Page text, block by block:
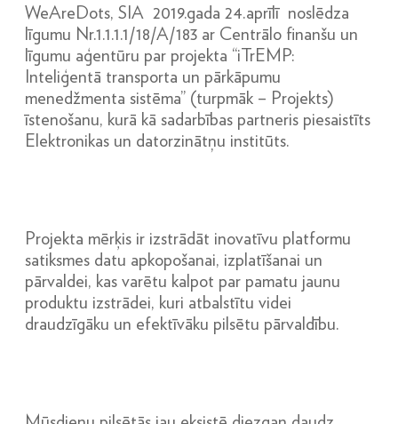
WeAreDots, SIA 2019.gada 24.aprīlī noslēdza
līgumu Nr.1.1.1.1/18/A/183 ar Centrālo finanšu un
līgumu aģentūru par projekta “iTrEMP:
Inteliģentā transporta un pārkāpumu
menedžmenta sistēma” (turpmāk – Projekts)
īstenošanu, kurā kā sadarbības partneris piesaistīts
Elektronikas un datorzinātņu institūts.
Projekta mērķis ir izstrādāt inovatīvu platformu
satiksmes datu apkopošanai, izplatīšanai un
pārvaldei, kas varētu kalpot par pamatu jaunu
produktu izstrādei, kuri atbalstītu videi
draudzīgāku un efektīvāku pilsētu pārvaldību.